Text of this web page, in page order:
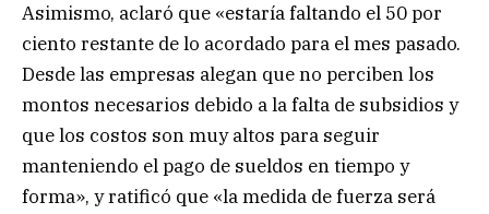
Asimismo, aclaró que «estaría faltando el 50 por
ciento restante de lo acordado para el mes pasado.
Desde las empresas alegan que no perciben los
montos necesarios debido a la falta de subsidios y
que los costos son muy altos para seguir
manteniendo el pago de sueldos en tiempo y
forma», y ratificó que «la medida de fuerza será